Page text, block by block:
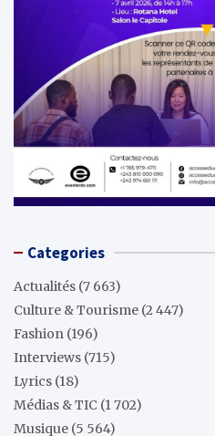
Categories
Actualités (7 663)
Culture & Tourisme (2 447)
Fashion (196)
Interviews (715)
Lyrics (18)
Médias & TIC (1 702)
Musique (5 564)